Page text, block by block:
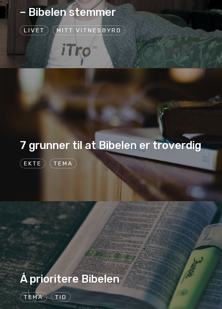
LIVET MITT VITNESBYRD
– Bibelen stemmer
EKTE TEMA
7 grunner til at Bibelen er troverdig
TEMA TID
Å prioritere Bibelen